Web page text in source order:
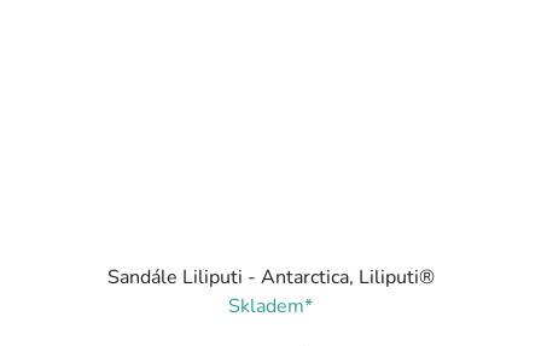
Sandále Liliputi - Antarctica, Liliputi®
Skladem*